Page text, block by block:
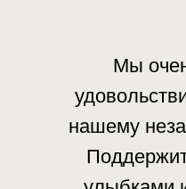
Мы
нашему